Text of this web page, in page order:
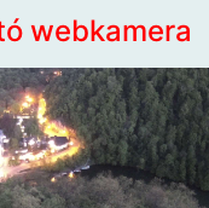
webkamera